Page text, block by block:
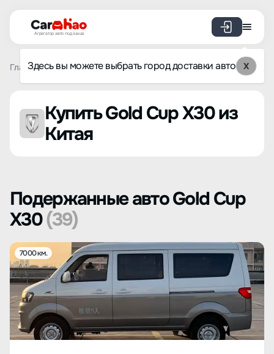
Агрегатор авто под заказ
Здесь вы можете выбрать город доставки авто X
Главная Список брендов Gold Cup X30
Купить Gold Cup X30 из
Китая
Подержанные авто Gold Cup
X30(39)
7000 км.